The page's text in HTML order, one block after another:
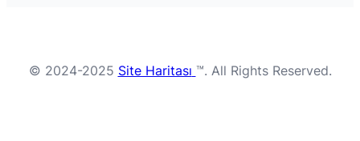
© 2024-2025 Site Haritası ™. All Rights Reserved.